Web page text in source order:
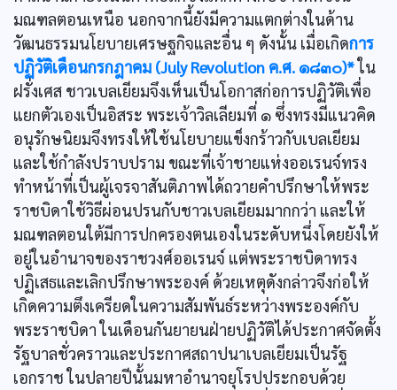
มณฑลตอนเหนือ นอกจากนี้ยังมีความแตกต่างในด้าน
วัฒนธรรมนโยบายเศรษฐกิจและอื่น ๆ ดังนั้น เมื่อเกิดการ
ปฏิวัติเดือนกรกฎาคม (July Revolution ค.ศ. ๑๘๓๐)*ใน
ฝรั่งเศส ชาวเบลเยียมจึงเห็นเป็นโอกาสก่อการปฏิวัติเพื่อ
แยกตัวเองเป็นอิสระ พระเจ้าวิลเลียมที่ ๑ ซึ่งทรงมีแนวคิด
อนุรักษนิยมจึงทรงให้ใช้นโยบายแข็งกร้าวกับเบลเยียม
และใช้กำลังปราบปราม ขณะที่เจ้าชายแห่งออเรนจ์ทรง
ทำหน้าที่เป็นผู้เจรจาสันติภาพได้ถวายคำปรึกษาให้พระ
ราชบิดาใช้วิธีผ่อนปรนกับชาวเบลเยียมมากกว่า และให้
มณฑลตอนใต้มีการปกครองตนเองในระดับหนึ่งโดยยังให้
อยู่ในอำนาจของราชวงศ์ออเรนจ์ แต่พระราชบิดาทรง
ปฏิเสธและเลิกปรึกษาพระองค์ ด้วยเหตุดังกล่าวจึงก่อให้
เกิดความตึงเครียดในความสัมพันธ์ระหว่างพระองค์กับ
พระราชบิดา ในเดือนกันยายนฝ่ายปฏิวัติได้ประกาศจัดตั้ง
รัฐบาลชั่วคราวและประกาศสถาปนาเบลเยียมเป็นรัฐ
เอกราช ในปลายปีนั้นมหาอำนาจยุโรปประกอบด้วย